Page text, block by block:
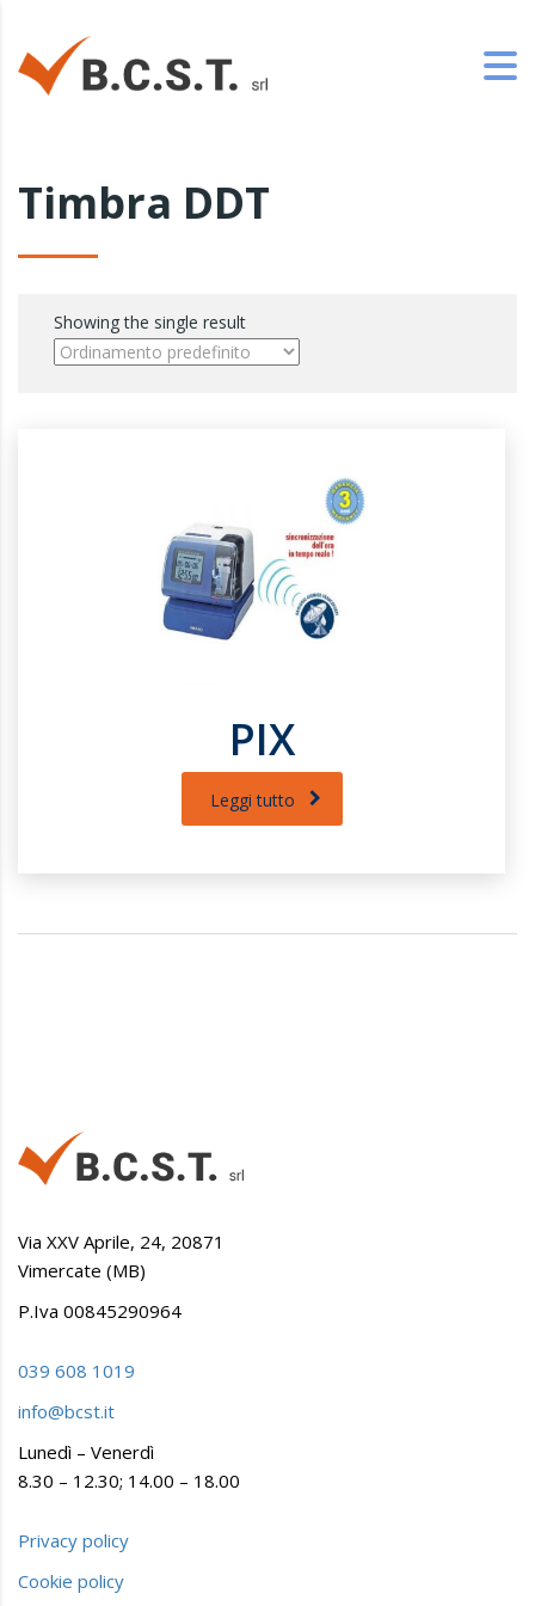
Timbra DDT
Showing the single result
PIX
Leggi tutto
Via XXV Aprile, 24, 20871
Vimercate (MB)
P.Iva 00845290964
039 608 1019
info@bcst.it
Lunedì – Venerdì
8.30 – 12.30; 14.00 – 18.00
Privacy policy
Cookie policy